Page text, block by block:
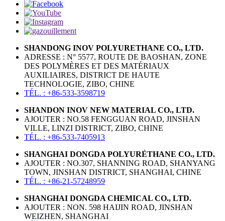
SHANDONG INOV POLYURETHANE CO., LTD.
ADRESSE : N° 5577, ROUTE DE BAOSHAN, ZONE
DES POLYMÈRES ET DES MATÉRIAUX
AUXILIAIRES, DISTRICT DE HAUTE
TECHNOLOGIE, ZIBO, CHINE
TÉL. : +86-533-3598719
SHANDON INOV NEW MATERIAL CO., LTD.
AJOUTER : NO.58 FENGGUAN ROAD, JINSHAN
VILLE, LINZI DISTRICT, ZIBO, CHINE
TÉL. : +86-533-7405913
SHANGHAI DONGDA POLYURÉTHANE CO., LTD.
AJOUTER : NO.307, SHANNING ROAD, SHANYANG
TOWN, JINSHAN DISTRICT, SHANGHAI, CHINE
TÉL. : +86-21-57248959
SHANGHAI DONGDA CHEMICAL CO., LTD.
AJOUTER : NON. 598 HAIJIN ROAD, JINSHAN
WEIZHEN, SHANGHAI